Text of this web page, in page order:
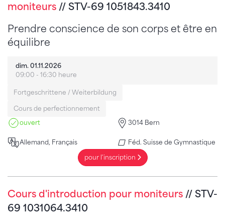
moniteurs // STV-69 1051843.3410
Prendre conscience de son corps et être en
équilibre
dim. 01.11.2026
09:00 - 16:30 heure
Fortgeschrittene / Weiterbildung
Cours de perfectionnement
ouvert
3014 Bern
Allemand, Français
Féd. Suisse de Gymnastique
pour l'inscription
Cours d'introduction pour moniteurs // STV-
69 1031064.3410